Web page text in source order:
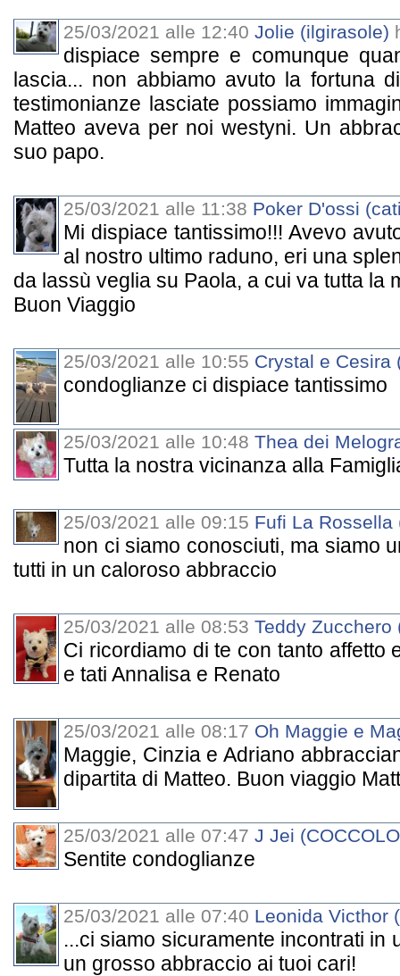
25/03/2021 alle 12:40 Jolie (ilgirasole)
dispiace sempre e comunque
lascia... non abbiamo avuto la fortuna
testimonianze lasciate possiamo
Matteo aveva per noi westyni. Un
suo papo.
25/03/2021 alle 11:38 Poker D'ossi
Mi dispiace tantissimo!!! Avevo
al nostro ultimo raduno, eri una
da lassù veglia su Paola, a cui va tutta la
Buon Viaggio
25/03/2021 alle 10:55 Crystal e Cesira
condoglianze ci dispiace tantissimo
25/03/2021 alle 10:48 Thea dei
Tutta la nostra vicinanza alla
25/03/2021 alle 09:15 Fufi La Rossella
non ci siamo conosciuti, ma siamo
tutti in un caloroso abbraccio
25/03/2021 alle 08:53 Teddy Zucchero
Ci ricordiamo di te con tanto affetto
e tati Annalisa e Renato
25/03/2021 alle 08:17 Oh Maggie e
Maggie, Cinzia e Adriano
dipartita di Matteo. Buon viaggio
25/03/2021 alle 07:47 J Jei
Sentite condoglianze
25/03/2021 alle 07:40 Leonida Victhor
...ci siamo sicuramente incontrati in
un grosso abbraccio ai tuoi cari!